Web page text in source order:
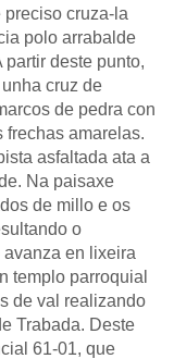
cruza-la
polo arrabalde
deste punto,
cruz de
de pedra con
frechas amarelas.
asfaltada ata a
Na paisaxe
de millo e os
o
en lixeira
templo parroquial
de val realizando
Trabada. Deste
61-01, que